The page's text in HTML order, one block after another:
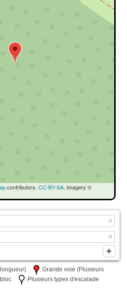
contributors, CC-BY-SA, Imagery ©
longueur)
: Grande voie (Plusieurs
: Plusieurs types d'escalade